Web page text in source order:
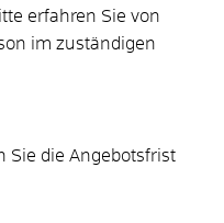
erfahren Sie von
im zuständigen
Sie die Angebotsfrist